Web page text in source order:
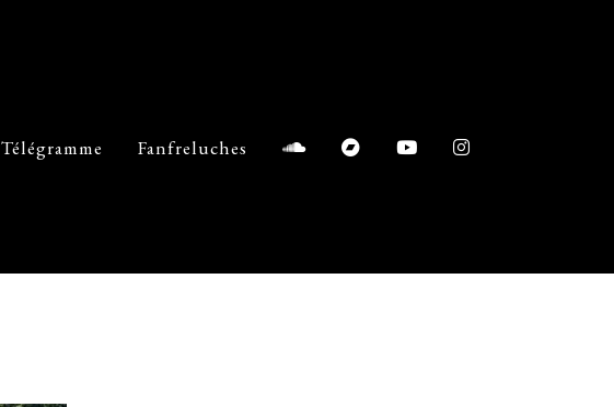
Télégramme Fanfreluches